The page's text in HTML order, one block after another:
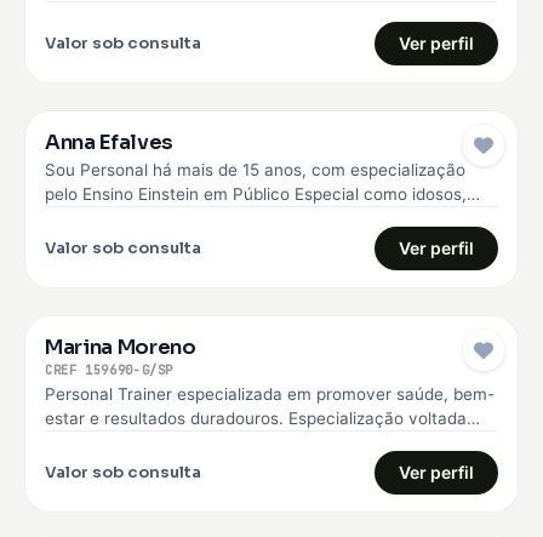
Valor sob consulta Ver perfil
Anna Efalves
Sou Personal há mais de 15 anos, com especialização
pelo Ensino Einstein em Público Especial como idosos,
Valor sob consulta Ver perfil
Marina Moreno
CREF 159690-G/SP
Personal Trainer especializada em promover saúde, bem-
estar e resultados duradouros. Especialização voltada
de…
Valor sob consulta Ver perfil